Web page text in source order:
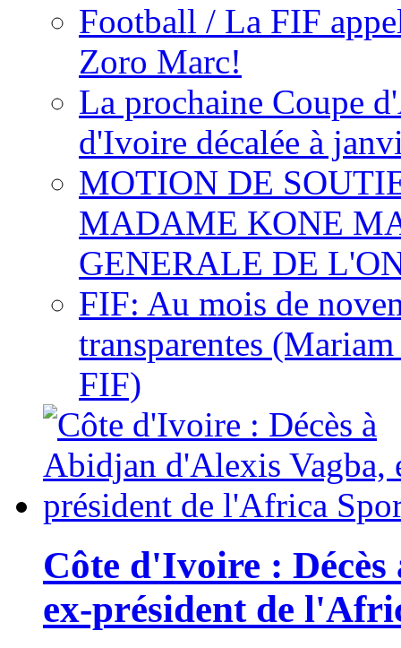
Football / La FIF
Zoro Marc!
La prochaine Coupe
d'Ivoire décalée à
MOTION DE
MADAME KONE
GENERALE DE
FIF: Au mois de
transparentes
FIF)
Côte d'Ivoire :
ex-président de